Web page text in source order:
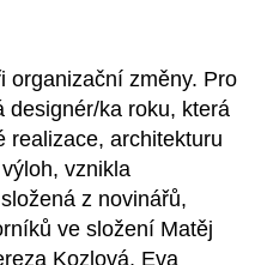
organizační změny. Pro
designér/ka roku, která
realizace, architekturu
vznikla
z novinářů,
ve složení Matěj
Kozlová, Eva